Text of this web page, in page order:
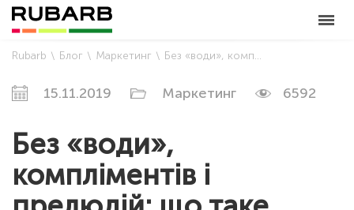
Rubarb Блог Маркетинг Без «води», компліментів і прелюдій: що таке маркетинг розбір від Rubarb
15.11.2019 Маркетинг 6592
Без «води»,
компліментів і